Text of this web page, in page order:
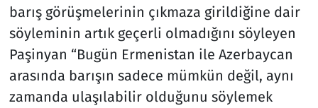
barış görüşmelerinin çıkmaza girildiğine dair
söyleminin artık geçerli olmadığını söyleyen
Paşinyan “Bugün Ermenistan ile Azerbaycan
arasında barışın sadece mümkün değil, aynı
zamanda ulaşılabilir olduğunu söylemek